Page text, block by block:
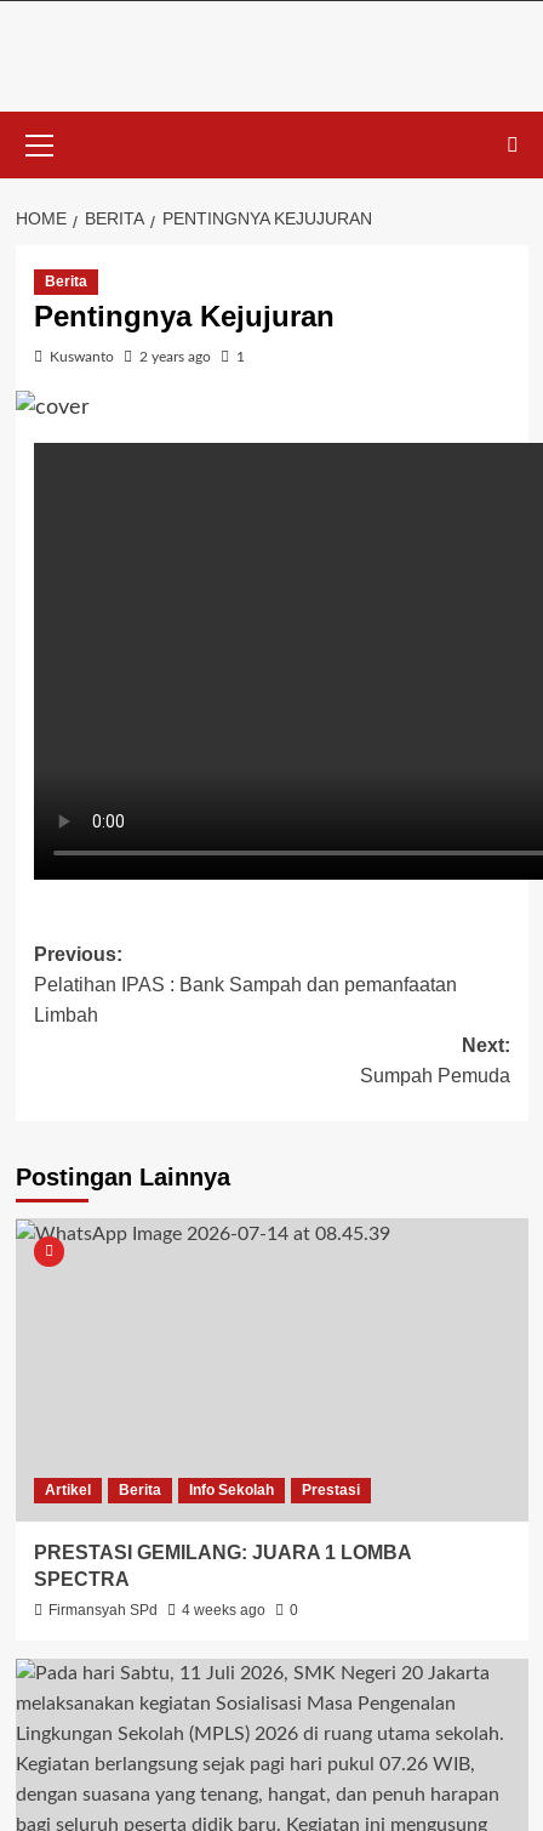
Menu
HOME BERITA PENTINGNYA KEJUJURAN
Berita
Pentingnya Kejujuran
Kuswanto 2 years ago 1
Post
navigation
Previous:
Pelatihan IPAS : Bank Sampah dan pemanfaatan
Limbah
Next:
Sumpah Pemuda
Postingan Lainnya
Artikel Berita Info Sekolah Prestasi
PRESTASI GEMILANG: JUARA 1 LOMBA
SPECTRA
Firmansyah SPd 4 weeks ago 0